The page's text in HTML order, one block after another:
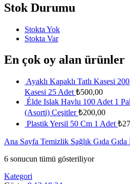
Stok Durumu
Stokta Yok
Stokta Var
En çok oy alan ürünler
Ayaklı Kapaklı Tatlı Kasesi
Kasesi 25 Adet ₺500,00
Élde Islak Havlu 100 Adet 1
(Asorti) Çeşitler₺200,00
Plastik Yersil 50 Cm 1 Adet ₺
Ana Sayfa Temizlik Sağlık Gıda
6 sonucun tümü gösteriliyor
Kategori